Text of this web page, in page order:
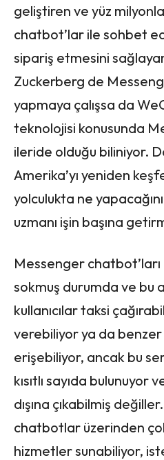
geliştiren ve yüz
chatbot’lar ile sohbet
sipariş etmesini
Zuckerberg de
yapmaya çalışsa da
teknolojisi konusunda
ileride olduğu biliniyor.
Amerika’yı yeniden
yolculukta ne
uzmanı işin başına
Messenger chatbot’ları
sokmuş durumda ve bu
kullanıcılar taksi
verebiliyor ya da
erişebiliyor, ancak bu
kısıtlı sayıda bulunuyor
dışına çıkabilmiş
chatbotlar üzerinden
hizmetler sunabiliyor,